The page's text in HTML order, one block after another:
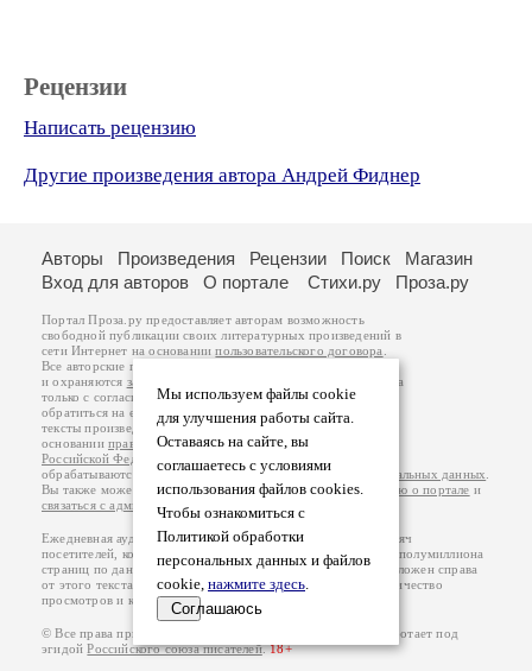
Рецензии
Написать рецензию
Другие произведения автора Андрей Фиднер
Мы используем файлы cookie
для улучшения работы сайта.
Оставаясь на сайте, вы
соглашаетесь с условиями
использования файлов cookies.
Чтобы ознакомиться с
Политикой обработки
персональных данных и файлов
cookie, нажмите здесь.
Соглашаюсь
Авторы Произведения Рецензии Поиск
Магазин
Вход для авторов
О портале Стихи.ру Проза.ру
Портал Проза.ру предоставляет авторам возможность
свободной публикации своих литературных произведений в
сети Интернет на основаниипользовательского договора
Все авторские права на произведения принадлежат авторам
и охраняются законом
. Перепечатка произведений возможна
только с согласия его автора, к которому вы можете
обратиться на его авторской странице. Ответственность за
тексты произведений авторы несут самостоятельно на
основанииправил публикацииизаконодательства
Российской Федерации
обрабатываются на основанииПолитики обработки персональных данных
Вы также можете посмотреть более подробнуюинформацию о портале и
связаться с администрацией
Ежедневная аудитория портала Проза.ру – порядка 100 тысяч
посетителей, которые в общей сумме просматривают более полумиллиона
страниц по данным счетчика посещаемости, который расположен справа
от этого текста. В каждой графе указано по две цифры: количество
просмотров и количество посетителей.
© Все права принадлежат авторам, 2000-2026. Портал работает под
эгидойРоссийского союза писателей.18+